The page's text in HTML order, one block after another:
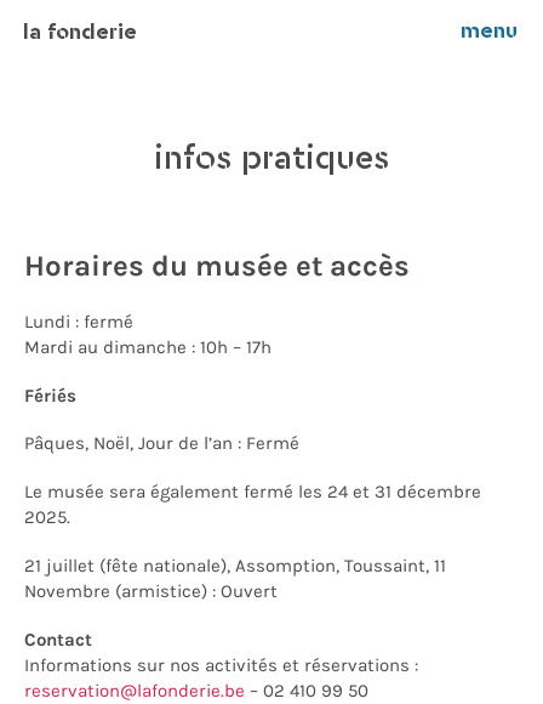
la fonderie menu
infos pratiques
Horaires du musée et accès
Lundi : fermé
Mardi au dimanche : 10h – 17h
Fériés
Pâques, Noël, Jour de l’an : Fermé
Le musée sera également fermé les 24 et 31 décembre
2025.
21 juillet (fête nationale), Assomption, Toussaint, 11
Novembre (armistice) : Ouvert
Contact
Informations sur nos activités et réservations :
reservation@lafonderie.be – 02 410 99 50